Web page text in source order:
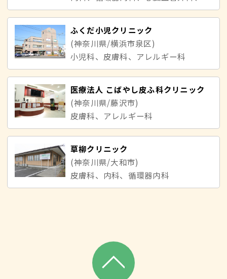
ふくだ小児クリニック
(神奈川県/横浜市泉区)
小児科、皮膚科、アレルギー科
医療法人 こばやし皮ふ科クリニック
(神奈川県/藤沢市)
皮膚科、アレルギー科
草柳クリニック
(神奈川県/大和市)
皮膚科、内科、循環器内科